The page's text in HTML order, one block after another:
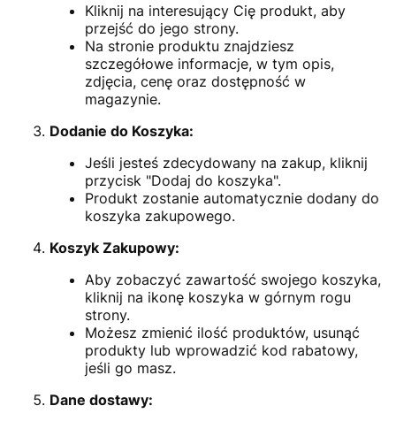
Kliknij na interesujący Cię produkt, aby
przejść do jego strony.
Na stronie produktu znajdziesz
szczegółowe informacje, w tym opis,
zdjęcia, cenę oraz dostępność w
magazynie.
Dodanie do Koszyka:
Jeśli jesteś zdecydowany na zakup, kliknij
przycisk "Dodaj do koszyka".
Produkt zostanie automatycznie dodany do
koszyka zakupowego.
Koszyk Zakupowy:
Aby zobaczyć zawartość swojego koszyka,
kliknij na ikonę koszyka w górnym rogu
strony.
Możesz zmienić ilość produktów, usunąć
produkty lub wprowadzić kod rabatowy,
jeśli go masz.
Dane dostawy: